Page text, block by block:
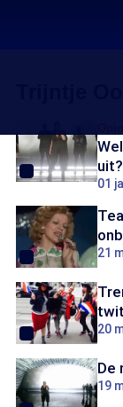
uit?
01
21
20
De
19